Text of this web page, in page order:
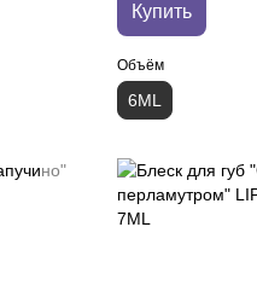
Купить
Объём
6ML